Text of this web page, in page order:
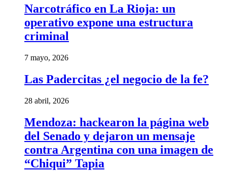
Narcotráfico en La Rioja: un
operativo expone una estructura
criminal
7 mayo, 2026
Las Padercitas ¿el negocio de la fe?
28 abril, 2026
Mendoza: hackearon la página web
del Senado y dejaron un mensaje
contra Argentina con una imagen de
“Chiqui” Tapia